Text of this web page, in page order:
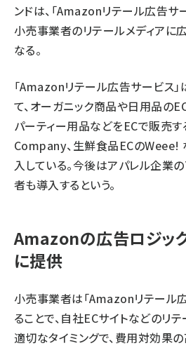
ンドは、「Amazonリテール広告サ
小売事業者のリテールメディアに
なる。
「Amazonリテール広告サービス」
て、オーガニック商品や日用品の
パーティー用品などをECで販売
Company、生鮮食品ECのWeee!
入している。今後はアパレル企
者も導入するという。
Amazonの広告ロジッ
に提供
小売事業者は「Amazonリテール
ることで、自社ECサイトなどのリ
適切なタイミングで、費用対効果